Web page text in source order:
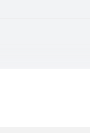
доступ к функциям
уроков, хранить